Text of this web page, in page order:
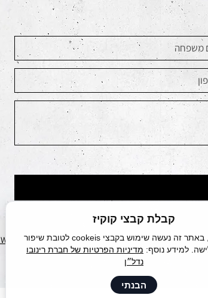
קבלת קבצי קוקיז
לידיעתכם, באתר זה נעשה שימוש בקבצי cookeis לטובת שיפור
למידע נוסף: מדיניות הפרטיות של חברת רינובו
נדל״ן
הבנתי
עיצוב ע״י